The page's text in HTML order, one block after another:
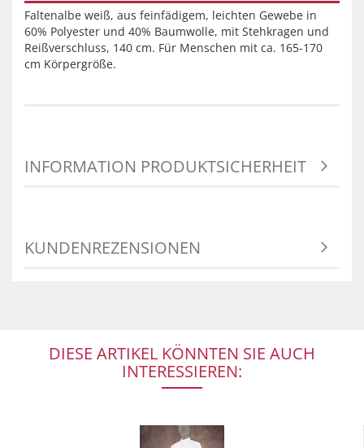
Faltenalbe weiß, aus feinfädigem, leichten Gewebe in
60% Polyester und 40% Baumwolle, mit Stehkragen und
Reißverschluss, 140 cm. Für Menschen mit ca. 165-170
cm Körpergröße.
INFORMATION PRODUKTSICHERHEIT
KUNDENREZENSIONEN
DIESE ARTIKEL KÖNNTEN SIE AUCH
INTERESSIEREN: